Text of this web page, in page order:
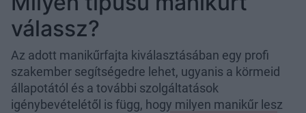
válassz?
Az adott manikűrfajta kiválasztásában egy profi
szakember segítségedre lehet, ugyanis a körmeid
állapotától és a további szolgáltatások
igénybevételétől is függ, hogy milyen manikűr lesz